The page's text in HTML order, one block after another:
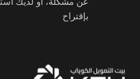
بإقتراح